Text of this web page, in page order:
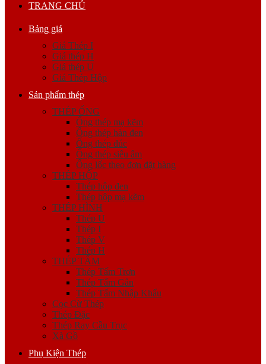
TRANG CHỦ
Bảng giá
Giá Thép I
Giá thép H
Giá thép U
Giá Thép Hộp
Sản phẩm thép
THÉP ỐNG
Ống thép mạ kẽm
Ống thép hàn đen
Ống thép đúc
Ống thép siêu âm
Ống lốc theo đơn đặt hàng
THÉP HỘP
Thép hộp đen
Thép hộp mạ kẽm
THÉP HÌNH
Thép U
Thép I
Thép V
Thép H
THÉP TẤM
Thép Tấm Trơn
Thép Tấm Gân
Thép Tấm Nhập Khẩu
Cọc Cừ Thép
Thép Đặc
Thép Ray Cầu Trục
Xà Gồ
Phụ Kiện Thép